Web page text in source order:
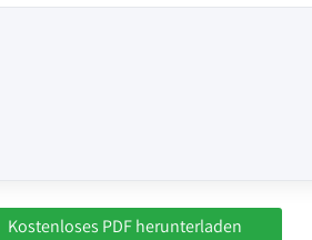
Kostenloses PDF herunterladen